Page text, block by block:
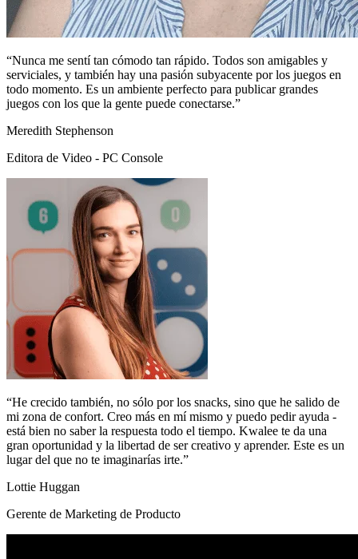
“Nunca me sentí tan cómodo tan rápido. Todos son amigables y
serviciales, y también hay una pasión subyacente por los juegos en
todo momento. Es un ambiente perfecto para publicar grandes
juegos con los que la gente puede conectarse.”
Meredith Stephenson
Editora de Video - PC Console
“He crecido también, no sólo por los snacks, sino que he salido de
mi zona de confort. Creo más en mí mismo y puedo pedir ayuda -
está bien no saber la respuesta todo el tiempo. Kwalee te da una
gran oportunidad y la libertad de ser creativo y aprender. Este es un
lugar del que no te imaginarías irte.”
Lottie Huggan
Gerente de Marketing de Producto